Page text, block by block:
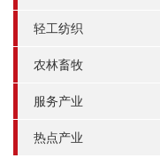
轻工纺织
农林畜牧
服务产业
热点产业